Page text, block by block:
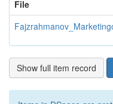
File
Show full item record